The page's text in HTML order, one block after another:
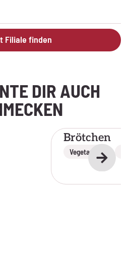
Eier, Milch (inkl. Laktose),
Allergene
Filiale finden
DIR AUCH
Brötchen
Vegetarisch ,